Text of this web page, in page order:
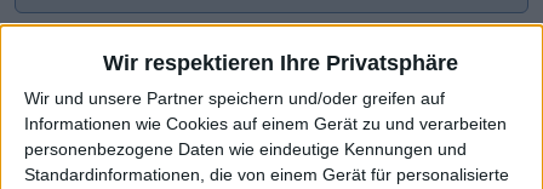
Wir respektieren Ihre Privatsphäre
Wir und unsere Partner speichern und/oder greifen auf
Informationen wie Cookies auf einem Gerät zu und verarbeiten
personenbezogene Daten wie eindeutige Kennungen und
Standardinformationen, die von einem Gerät für personalisierte